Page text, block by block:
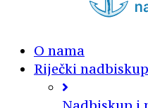
O nama
Riječki nadbiskup